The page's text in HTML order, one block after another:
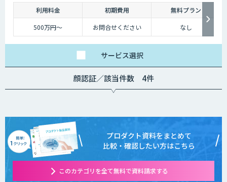
利用料金 初期費用
無料プラン
500万円〜
お問合せください なし
サービス選択
顔認証／該当件数 4件
プロダクト資料をまとめて
比較・確認したい方はこちら
このカテゴリを全て無料で資料請求する